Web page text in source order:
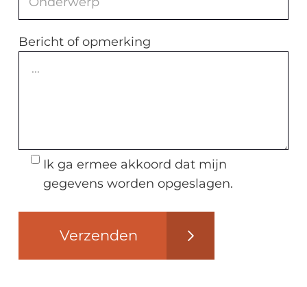
Bericht of opmerking
Ik ga ermee akkoord dat mijn
gegevens worden opgeslagen.